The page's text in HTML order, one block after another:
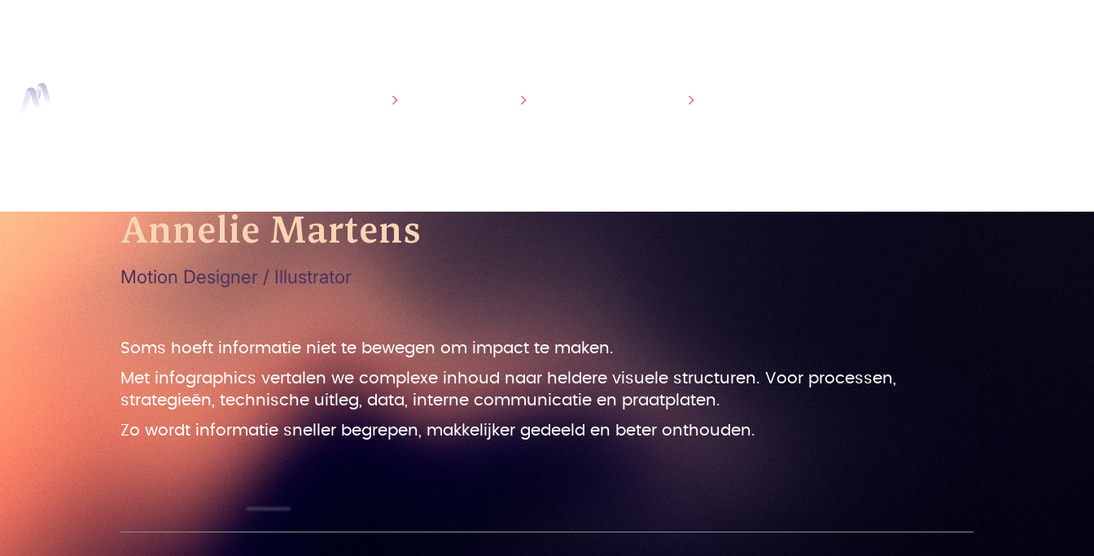
Annelie Martens
Motion Designer / Illustrator
Soms hoeft informatie niet te bewegen om impact te maken.
Met infographics vertalen we complexe inhoud naar heldere visuele structuren. Voor processen,
strategieën, technische uitleg, data, interne communicatie en praatplaten.
Zo wordt informatie sneller begrepen, makkelijker gedeeld en beter onthouden.